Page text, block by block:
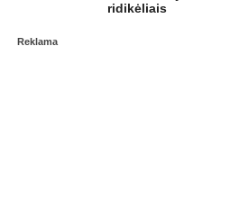
ridikėliais
Reklama